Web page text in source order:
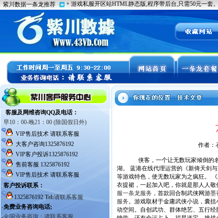
作者：
侠客，一个让无数玩家倾倒的名
湖。 蓝港在线代理运营的《新倚天剑
等游戏特色，使无数玩家为之疯狂。
衣提裙，一起加入吧，你就是那人人
服一条龙服务 ，首款回合制武侠网游墨
服务。游戏取材于金庸武侠小说，囊
动空间。自创武功、群体绝艺、五行